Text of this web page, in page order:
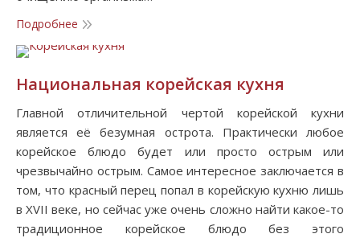
Подробнее
Национальная корейская кухня
Главной отличительной чертой корейской кухни
является её безумная острота. Практически любое
корейское блюдо будет или просто острым или
чрезвычайно острым. Самое интересное заключается в
том, что красный перец попал в корейскую кухню лишь
в XVII веке, но сейчас уже очень сложно найти какое-то
традиционное корейское блюдо без этого